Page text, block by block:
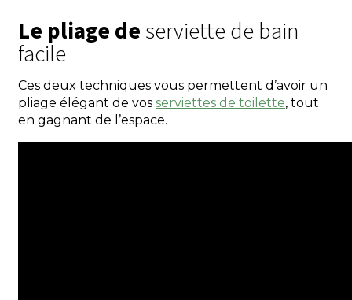
Le pliage de serviette de bain
facile
Ces deux techniques vous permettent d’avoir un
pliage élégant de vos serviettes de toilette, tout
en gagnant de l’espace.